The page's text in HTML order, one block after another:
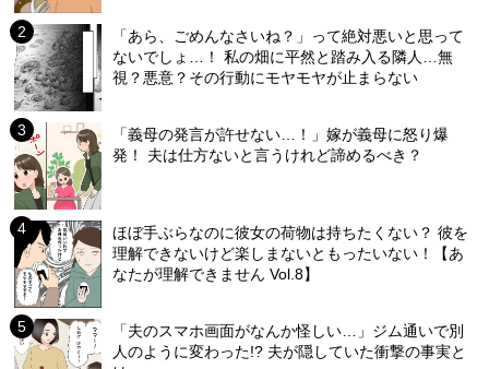
「あら、ごめんなさいね？」って絶対悪いと思って
ないでしょ…！ 私の畑に平然と踏み入る隣人…無
視？悪意？その行動にモヤモヤが止まらない
「義母の発言が許せない…！」嫁が義母に怒り爆
発！ 夫は仕方ないと言うけれど諦めるべき？
ほぼ手ぶらなのに彼女の荷物は持ちたくない？ 彼を
理解できないけど楽しまないともったいない！【あ
なたが理解できません Vol.8】
「夫のスマホ画面がなんか怪しい…」ジム通いで別
人のように変わった!? 夫が隠していた衝撃の事実と